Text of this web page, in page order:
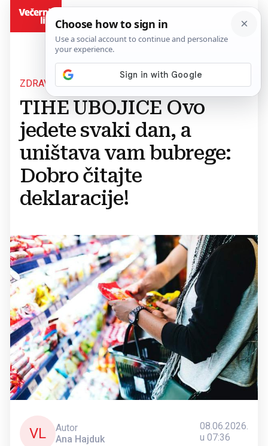
ZDRAVLJE NA TANJURU
TIHE UBOJICE Ovo
jedete svaki dan, a
uništava vam bubrege:
Dobro čitajte
deklaracije!
VL
Autor
Ana Hajduk
08.06.2026.
u 07:36